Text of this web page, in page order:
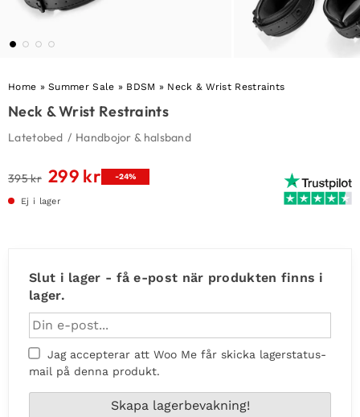
Home »Summer Sale » BDSM » Neck & Wrist Restraints
Neck & Wrist Restraints
Latetobed / Handbojor & halsband
395kr Det
priset
299 krDet-24%
Ej i lager
Slut i lager - få e-post när produkten finns i
lager.
Jag accepterar att Woo Me får skicka lagerstatus-
mail på denna produkt.